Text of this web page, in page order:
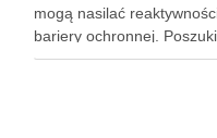
mogą nasilać
bariery ochronnej.
bywa dla wielu pacjentów